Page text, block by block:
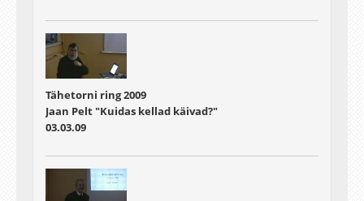
Tähetorni ring 2009
Jaan Pelt "Kuidas kellad käivad?"
03.03.09